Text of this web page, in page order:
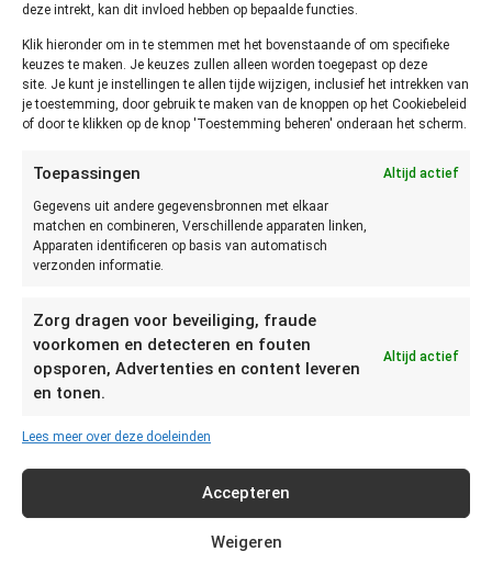
deze intrekt, kan dit invloed hebben op bepaalde functies.
Klik hieronder om in te stemmen met het bovenstaande of om specifieke
keuzes te maken. Je keuzes zullen alleen worden toegepast op deze
site. Je kunt je instellingen te allen tijde wijzigen, inclusief het intrekken van
je toestemming, door gebruik te maken van de knoppen op het Cookiebeleid
of door te klikken op de knop 'Toestemming beheren' onderaan het scherm.
Toepassingen Altijd actief
Gegevens uit andere gegevensbronnen met elkaar
matchen en combineren, Verschillende apparaten linken,
Apparaten identificeren op basis van automatisch
verzonden informatie.
Zorg dragen voor beveiliging, fraude
voorkomen en detecteren en fouten
opsporen, Advertenties en content leveren
en tonen.
Altijd actief
Lees meer over deze doeleinden
Accepteren
Weigeren
Coca Cola 1 dag 3 dagen
Pepsi Cola 1 dag 3 dagen
Hoe
kun je
vaststellen of cola niet meer
goed is?
De beste manier om vast te stellen of cola niet meer goed
is, is door te zien, ruiken en proeven. Het eerste dat
verandert als cola niet meer goed is, is de prik. Het is niet zo